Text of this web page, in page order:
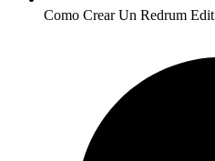
Como Crear Un Redrum Edit